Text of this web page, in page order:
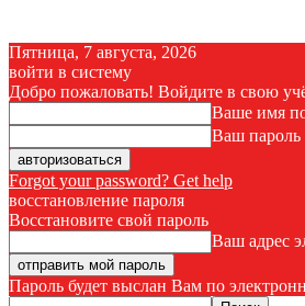
Пятница, 7 августа, 2026
войти в систему
Добро пожаловать! Войдите в свою
Ваше имя
Ваш пароль
Forgot your password? Get help
восстановление пароля
Восстановите свой пароль
Ваш адрес
Пароль будет выслан Вам по